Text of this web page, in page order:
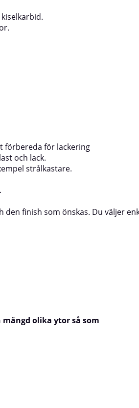
förbereda för lackering
och lack.
strålkastare.
finish som önskas. Du väljer
olika ytor så som